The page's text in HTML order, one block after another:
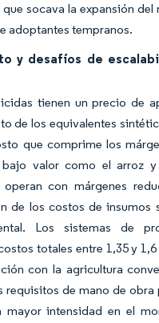
socava la expansión del
adoptantes tempranos.
y desafíos de
tienen un precio de
de los equivalentes
que comprime los
valor como el arroz
operan con márgenes
de los costos de insumos
Los sistemas de
totales entre 1,35 y
con la agricultura
requisitos de mano de obra
mayor intensidad en el